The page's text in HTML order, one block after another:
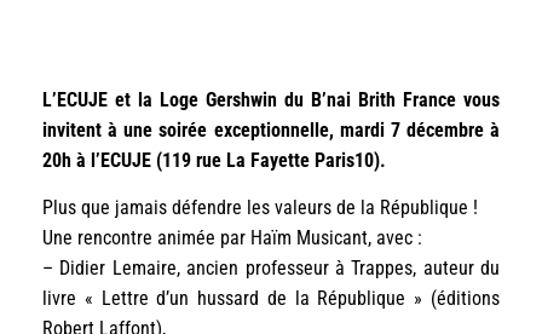
L’ECUJE et la Loge Gershwin du B’nai Brith France vous
invitent à une soirée exceptionnelle, mardi 7 décembre à
20h à l’ECUJE (119 rue La Fayette Paris10).
Plus que jamais défendre les valeurs de la République !
Une rencontre animée par Haïm Musicant, avec :
– Didier Lemaire, ancien professeur à Trappes, auteur du
livre « Lettre d’un hussard de la République » (éditions
Robert Laffont),